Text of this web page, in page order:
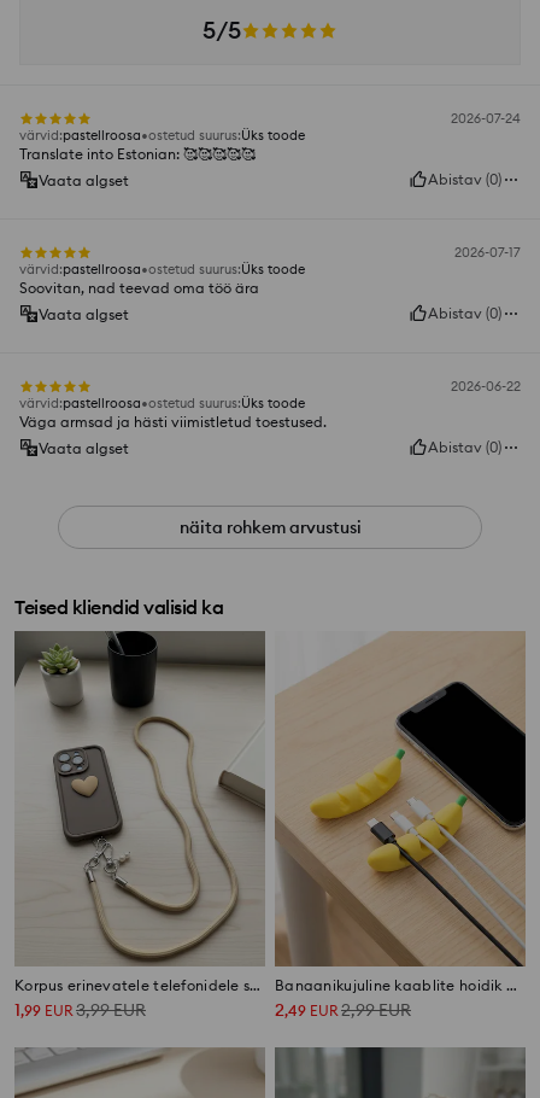
5/5
2026-07-24
värvid:pastellroosa ostetud suurus:Üks toode
Translate into Estonian: 🥰🥰🥰🥰🥰
Vaata algset
Abistav (0)
2026-07-17
värvid:pastellroosa ostetud suurus:Üks toode
Soovitan, nad teevad oma töö ära
Vaata algset
Abistav (0)
2026-06-22
värvid:pastellroosa ostetud suurus:Üks toode
Väga armsad ja hästi viimistletud toestused.
Vaata algset
Abistav (0)
näita rohkem arvustusi
Teised kliendid valisid ka
Korpus erinevatele telefonidele südame ja rihmaga
1,99 EUR3,99EUR
Banaanikujuline kaablite hoidik 2 pack
2,49 EUR2,99EUR